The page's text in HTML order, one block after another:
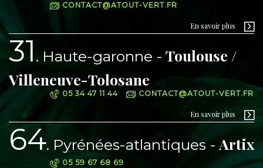
CONTACT@ATOUT-VERT.FR
En savoir plus
31 Haute-garonne
Toulouse /
Villeneuve-Tolosane
05 34 47 11 44 CONTACT@ATOUT-VERT.FR
En savoir plus
64 Pyrénées-atlantiques Artix
05 59 67 68 69